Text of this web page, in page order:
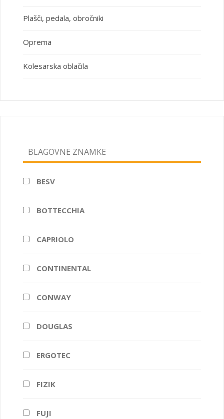
Plašči, pedala, obročniki
Oprema
Kolesarska oblačila
BLAGOVNE ZNAMKE
BESV
BOTTECCHIA
CAPRIOLO
CONTINENTAL
CONWAY
DOUGLAS
ERGOTEC
FIZIK
FUJI